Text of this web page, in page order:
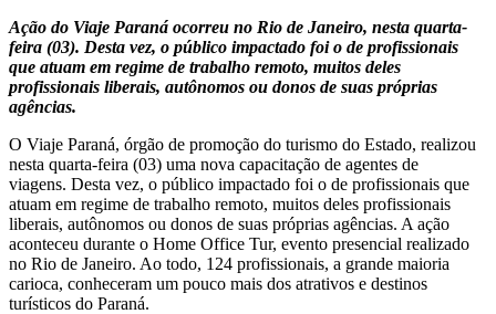
Ação do Viaje Paraná ocorreu no Rio de Janeiro, nesta quarta-
feira (03). Desta vez, o público impactado foi o de profissionais
que atuam em regime de trabalho remoto, muitos deles
profissionais liberais, autônomos ou donos de suas próprias
agências.
O Viaje Paraná, órgão de promoção do turismo do Estado, realizou
nesta quarta-feira (03) uma nova capacitação de agentes de
viagens. Desta vez, o público impactado foi o de profissionais que
atuam em regime de trabalho remoto, muitos deles profissionais
liberais, autônomos ou donos de suas próprias agências. A ação
aconteceu durante o Home Office Tur, evento presencial realizado
no Rio de Janeiro. Ao todo, 124 profissionais, a grande maioria
carioca, conheceram um pouco mais dos atrativos e destinos
turísticos do Paraná.